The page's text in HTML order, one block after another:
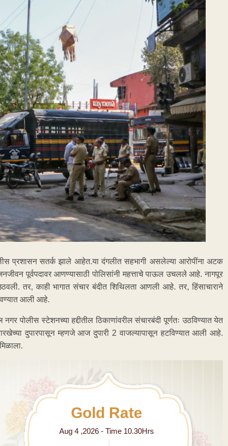
प्रशासन सतर्क झाले आहेत.या दंगलीत सहभागी असलेल्या आरोपींना अटक
पूर्वपदावर आणण्यासाठी पोलिसांनी महत्ताचे पाऊल उचलले आहे. नागपूर
तर, काही भागात संचार बंदीत शिथिलता आणली आहे. तर, हिंसाचाराने
आली आहे.
पोलीस स्टेशनच्या हद्दीतील ठिकाणांवरील संचारबंदी पूर्णतः उठविण्यात येत
दुपारपासून म्हणजे आज दुपारी 2 वाजल्यापासून हटविण्यात आली आहे.
Gold Rate
Aug 4 ,2026 - Time 10.30Hrs